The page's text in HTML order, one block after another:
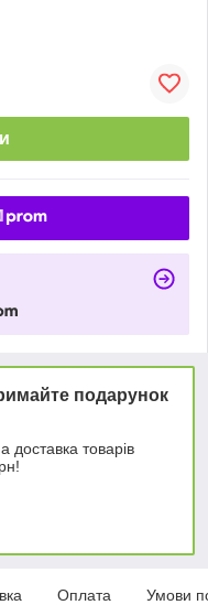
подарунок
доставка товарів
Оплата Умови